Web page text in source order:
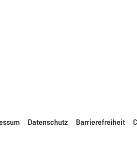
Datenschutz Barrierefreiheit